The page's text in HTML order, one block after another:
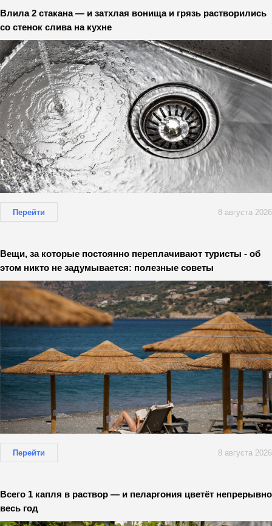
Влила 2 стакана — и затхлая вонища и грязь растворились
со стенок слива на кухне
Перейти 8 августа 2026
Вещи, за которые постоянно переплачивают туристы - об
этом никто не задумывается: полезные советы
Перейти 8 августа 2026
Всего 1 капля в раствор — и пеларгония цветёт непрерывно
весь год